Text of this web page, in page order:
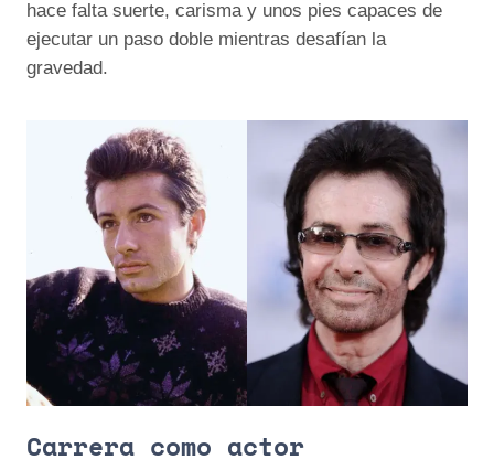
hace falta suerte, carisma y unos pies capaces de
ejecutar un paso doble mientras desafían la
gravedad.
Carrera como actor